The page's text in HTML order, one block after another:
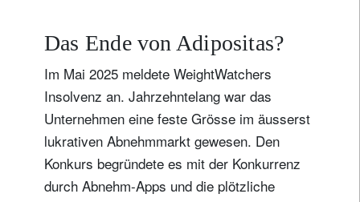
Das Ende von Adipositas?
Im Mai 2025 meldete WeightWatchers
Insolvenz an. Jahrzehntelang war das
Unternehmen eine feste Grösse im äusserst
lukrativen Abnehmmarkt gewesen. Den
Konkurs begründete es mit der Konkurrenz
durch Abnehm-Apps und die plötzliche